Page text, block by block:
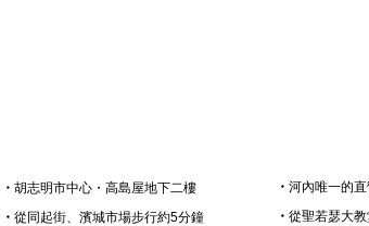
・ 胡志明市中心・高島屋地下二樓
・ 從同起街、濱城市場步行約5分鐘
・河內唯一的
・從聖若瑟大